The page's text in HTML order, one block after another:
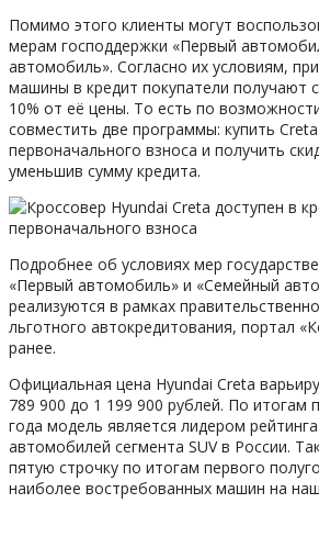
Помимо этого клиенты могут
мерам господдержки «Первый
автомобиль». Согласно их условиям,
машины в кредит покупатели получают
10% от её цены. То есть по
совместить две программы: купить
первоначального взноса и получить
уменьшив сумму кредита.
Подробнее об условиях мер
«Первый автомобиль» и «Семейный
реализуются в рамках
льготного автокредитования, портал
ранее.
Официальная цена Hyundai Creta
789 900 до 1 199 900 рублей. По итогам
года модель является лидером
автомобилей сегмента SUV в России.
пятую строчку по итогам первого
наиболее востребованных машин на